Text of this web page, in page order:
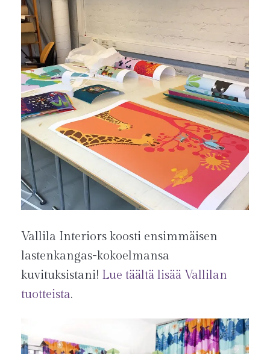
Vallila Interiors koosti ensimmäisen
lastenkangas-kokoelmansa
kuvituksistani! Lue täältä lisää Vallilan
tuotteista.